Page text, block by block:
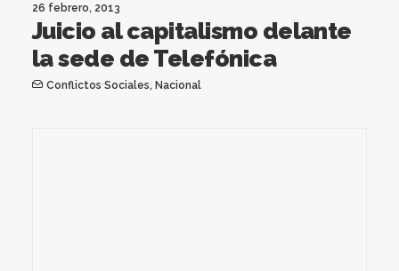
26 febrero, 2013
Juicio al capitalismo delante
la sede de Telefónica
Conflictos Sociales, Nacional